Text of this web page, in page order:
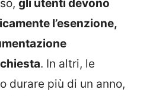
gli utenti devono
l’esenzione,
. In altri, le
durare più di un anno,